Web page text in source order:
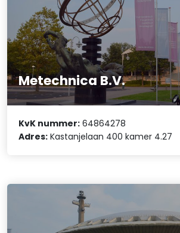
Metechnica B.V.
KvK nummer: 64864278
Adres: Kastanjelaan 400 kamer 4.27